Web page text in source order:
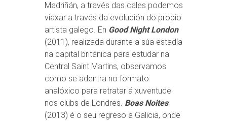
Madriñán, a través das cales podemos
viaxar a través da evolución do propio
artista galego. En Good Night London
(2011), realizada durante a súa estadía
na capital británica para estudar na
Central Saint Martins, observamos
como se adentra no formato
analóxico para retratar á xuventude
nos clubs de Londres. Boas Noites
(2013) é o seu regreso a Galicia, onde